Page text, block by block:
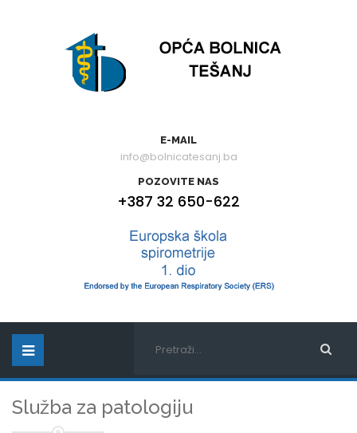
E-MAIL
info@bolnicatesanj.ba
POZOVITE NAS
+387 32 650-622
Služba za patologiju